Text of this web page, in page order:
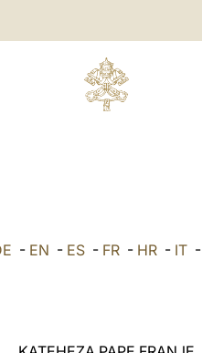
- EN - ES- FR- HR- IT-